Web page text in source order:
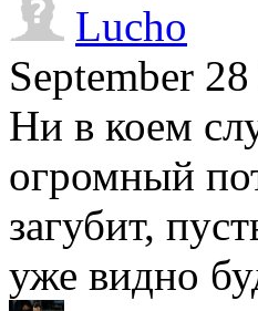
Lucho
September
Ни в коем
огромный
загубит,
уже видно